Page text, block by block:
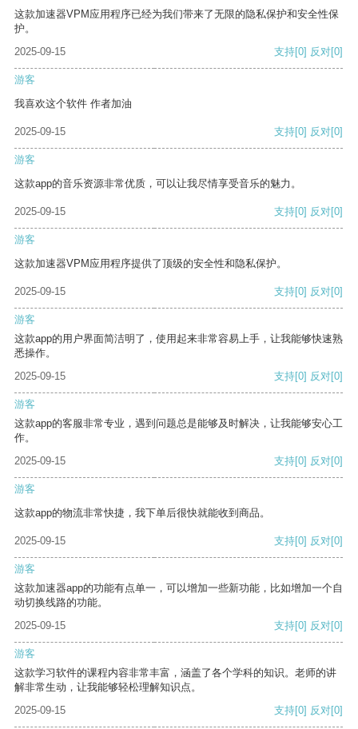
这款加速器VPM应用程序已经为我们带来了无限的隐私保护和安全性保
护。
2025-09-15
支持[0] 反对[0]
游客
我喜欢这个软件 作者加油
2025-09-15 支持[0] 反对[0]
游客
这款app的音乐资源非常优质，可以让我尽情享受音乐的魅力。
2025-09-15 支持[0] 反对[0]
游客
这款加速器VPM应用程序提供了顶级的安全性和隐私保护。
2025-09-15 支持[0] 反对[0]
游客
这款app的用户界面简洁明了，使用起来非常容易上手，让我能够快速熟
悉操作。
2025-09-15
支持[0] 反对[0]
游客
这款app的客服非常专业，遇到问题总是能够及时解决，让我能够安心工
作。
2025-09-15
支持[0] 反对[0]
游客
这款app的物流非常快捷，我下单后很快就能收到商品。
2025-09-15 支持[0] 反对[0]
游客
这款加速器app的功能有点单一，可以增加一些新功能，比如增加一个自
动切换线路的功能。
2025-09-15
支持[0] 反对[0]
游客
这款学习软件的课程内容非常丰富，涵盖了各个学科的知识。老师的讲
解非常生动，让我能够轻松理解知识点。
2025-09-15
支持[0] 反对[0]